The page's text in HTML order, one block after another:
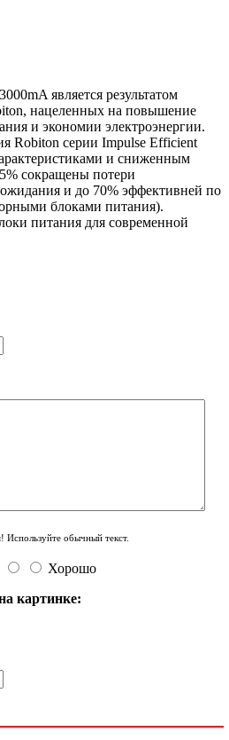
является результатом
нацеленных на повышение
и экономии электроэнергии.
Robiton серии Impulse Efficient
и сниженным
сокращены потери
и до 70% эффективней по
блоками питания).
питания для современной
обычный текст.
Хорошо
картинке: